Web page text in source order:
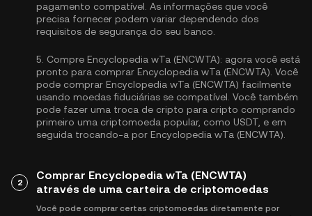
pagamento compatível. As informações que você
precisa fornecer podem variar dependendo dos
requisitos de segurança do seu banco.
5. Compre Encyclopedia wTa (ENCWTA): agora você está
pronto para comprar Encyclopedia wTa (ENCWTA). Você
pode comprar Encyclopedia wTa (ENCWTA) facilmente
usando moedas fiduciárias se compatível. Você também
pode fazer uma troca de cripto para cripto comprando
primeiro uma criptomoeda popular, como USDT , e em
seguida trocando-a por Encyclopedia wTa (ENCWTA).
2
Comprar Encyclopedia wTa (ENCWTA)
através de uma carteira de criptomoedas
Você pode comprar certas criptomoedas diretamente por